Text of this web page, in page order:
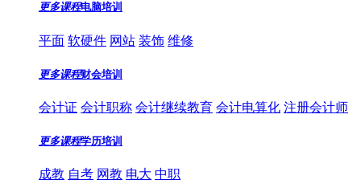
更多课程电脑培训
平面 软硬件 网站 装饰 维修
更多课程财会培训
会计证 会计职称 会计继续教育 会计电算化 注册会计师
更多课程学历培训
成教 自考 网教 电大 中职